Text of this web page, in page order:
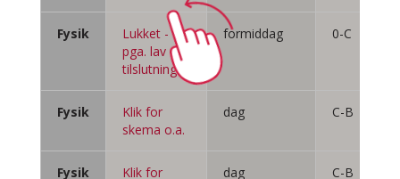
Fysik
Lukket -
pga. lav
tilslutning
formiddag 0-C
Fysik
Klik for
skema o.a.
dag C-B
Fysik
Klik for
dag C-B